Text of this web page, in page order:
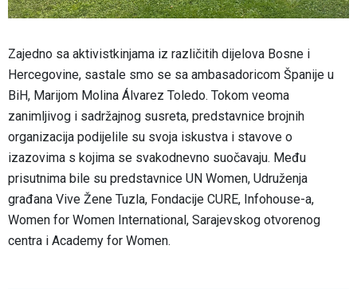
Zajedno sa aktivistkinjama iz različitih dijelova Bosne i
Hercegovine, sastale smo se sa ambasadoricom Španije u
BiH, Marijom Molina Álvarez Toledo. Tokom veoma
zanimljivog i sadržajnog susreta, predstavnice brojnih
organizacija podijelile su svoja iskustva i stavove o
izazovima s kojima se svakodnevno suočavaju. Među
prisutnima bile su predstavnice UN Women, Udruženja
građana Vive Žene Tuzla, Fondacije CURE, Infohouse-a,
Women for Women International, Sarajevskog otvorenog
centra i Academy for Women.